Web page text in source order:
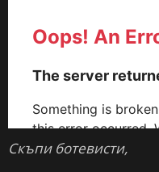
Скъпи ботевисти,